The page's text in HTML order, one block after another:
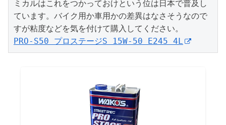
ミカルはこれをつかっておけという位は日本で普及し
ています。バイク用か車用かの差異はなさそうなので
PRO-S50 プロステージS 15W-50 E245 4L